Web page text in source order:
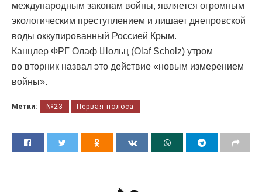
международным законам войны, является огромным
экологическим преступлением и лишает днепровской
воды оккупированный Россией Крым.
Канцлер ФРГ Олаф Шольц (Olaf Scholz) утром
во вторник назвал это действие «новым измерением
войны».
Метки: №23 Первая полоса